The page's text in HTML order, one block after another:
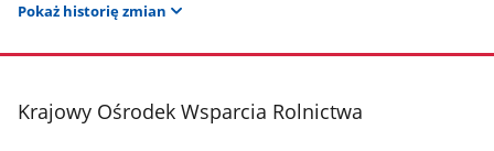
Pokaż historię zmian
stopka
Krajowy Ośrodek Wsparcia Rolnictwa